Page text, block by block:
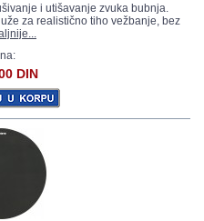
i utišavanje zvuka bubnja.
za realistično tiho vežbanje, bez
DIN